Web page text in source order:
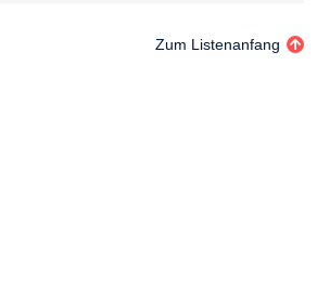
Zum Listenanfang